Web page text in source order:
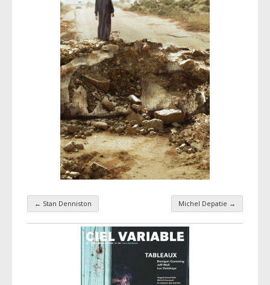
Navigation par taxonomie
← Stan Denniston Michel Depatie →